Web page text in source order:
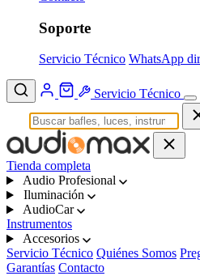
Soporte
Servicio Técnico WhatsApp
Servicio Técnico
Tienda completa
Audio Profesional
Iluminación
AudioCar
Instrumentos
Accesorios
Servicio Técnico Quiénes Somos
Garantías Contacto